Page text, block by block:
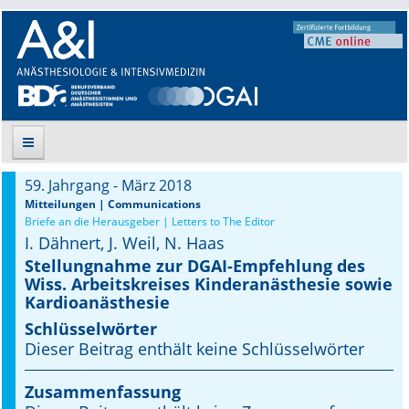
Suche
Aktuelle Ausgabe
Leitlinien
Archiv
Supplements
Supplements OrphanAnesthesia
59. Jahrgang - März 2018
Mitteilungen | Communications
Briefe an die Herausgeber | Letters to The Editor
I. Dähnert, J. Weil, N. Haas
Stellungnahme zur DGAI-Empfehlung des
Wiss. Arbeitskreises Kinderanästhesie sowie
Kardioanästhesie
Schlüsselwörter
Dieser Beitrag enthält keine Schlüsselwörter
Zusammenfassung